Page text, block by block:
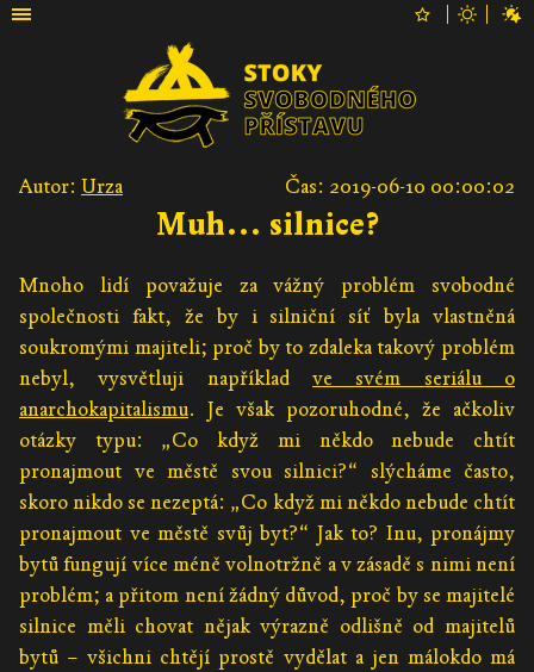
Autor: Urza Čas: 2019-06-10 00:00:02
Muh… silnice?
Mnoho lidí považuje za vážný problém svobodné
společnosti fakt, že by i silniční síť byla vlastněná
soukromými majiteli; proč by to zdaleka takový problém
nebyl, vysvětluji například ve svém seriálu o
anarchokapitalismu. Je však pozoruhodné, že ačkoliv
otázky typu: „Co když mi někdo nebude chtít
pronajmout ve městě svou silnici?“ slýcháme často,
skoro nikdo se nezeptá: „Co když mi někdo nebude chtít
pronajmout ve městě svůj byt?“ Jak to? Inu, pronájmy
bytů fungují více méně volnotržně a v zásadě s nimi není
problém; a přitom není žádný důvod, proč by se majitelé
silnice měli chovat nějak výrazně odlišně od majitelů
bytů – všichni chtějí prostě vydělat a jen málokdo má